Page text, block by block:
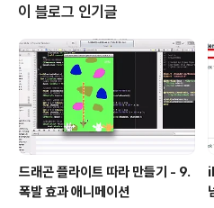
공간을 확장할 수 있고, iCloud는 매달
00기가를 사용하고 있었는데, 안드로이드에
구글 포토를 사용할 수 있으니 안드로이드 폰
길 결심을 했다. 이런 단순한 생각은 정말 경
다. (-_ -); 그리고 난 좀 심각한 애플빠이고 집
이 블로그 인기글
드래곤 플라이트 따라 만들기 - 9.
폭발 효과 애니메이션